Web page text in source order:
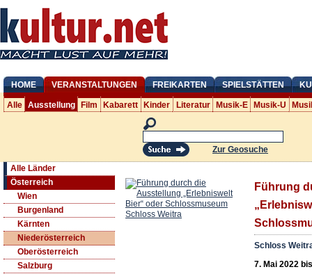
HOME VERANSTALTUNGEN FREIKARTEN SPIELSTÄTTEN
Alle Ausstellung Film Kabarett Kinder Literatur Musik-E Musik-U
Zur Geosuche
Alle Länder
Österreich
Wien
Burgenland
Kärnten
Niederösterreich
Oberösterreich
Salzburg
Führung
Schloss
7. Mai 2022